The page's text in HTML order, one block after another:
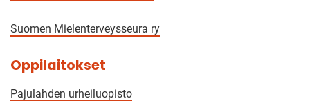
Suomen Mielenterveysseura ry
Oppilaitokset
Pajulahden urheiluopisto